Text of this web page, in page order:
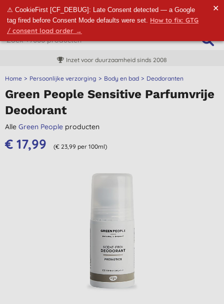
⚠ CookieFirst [CF_DEBUG]: Late Consent detected — a Google
tag fired before Consent Mode defaults were set. How to fix: GTG
/ consent load order →
✕
Inzet voor duurzaamheid sinds 2008
Home Persoonlijke verzorging Body en bad Deodoranten
Green People Sensitive Parfumvrije
Deodorant
Alle Green People producten
€ 17,99 (€ 23,99 per 100ml)